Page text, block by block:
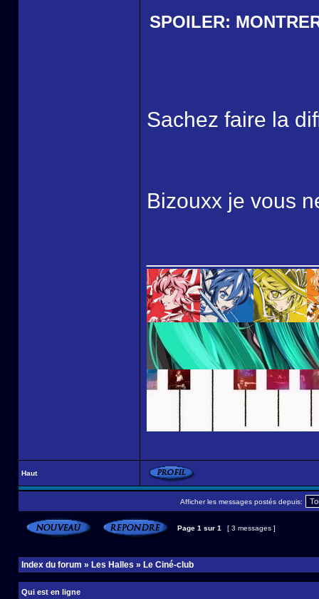
SPOILER:
Sachez faire la
Bizouxx je vous
Haut
Afficher les messages postés depuis:
Page 1 sur 1 [ 3 messages ]
Index du forum » Les Halles » Le Ciné-club
Qui est en ligne